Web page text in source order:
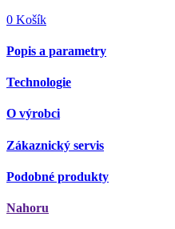
0 Košík
Popis a parametry
Technologie
O výrobci
Zákaznický servis
Podobné produkty
Nahoru